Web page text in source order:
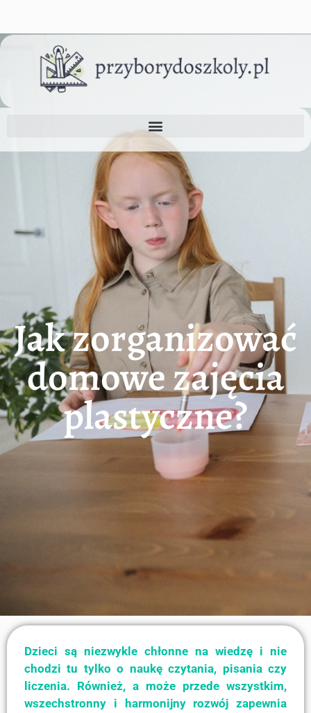
Jak zorganizować
domowe zajęcia
plastyczne?
Dzieci są niezwykle chłonne na wiedzę i nie
chodzi tu tylko o naukę czytania, pisania czy
liczenia. Również, a może przede wszystkim,
wszechstronny i harmonijny rozwój zapewnia